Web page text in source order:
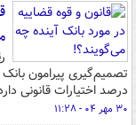
درصد اختیارات قانونی
۳۰ مهر ۰۴ - ۱۱:۲۸